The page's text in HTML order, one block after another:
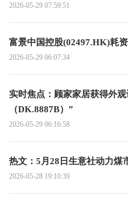
2026-05-29 07:59:51
富景中国控股(02497.HK)耗
2026-05-29 06:07:34
实时焦点：顾家家居获得外
（DK.8887B）”
2026-05-29 06:16:58
热文：5月28日生意社动力煤
2026-05-28 19:10:39